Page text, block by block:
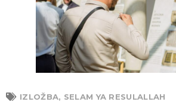
IZLOŽBA, SELAM YA RESULALLAH